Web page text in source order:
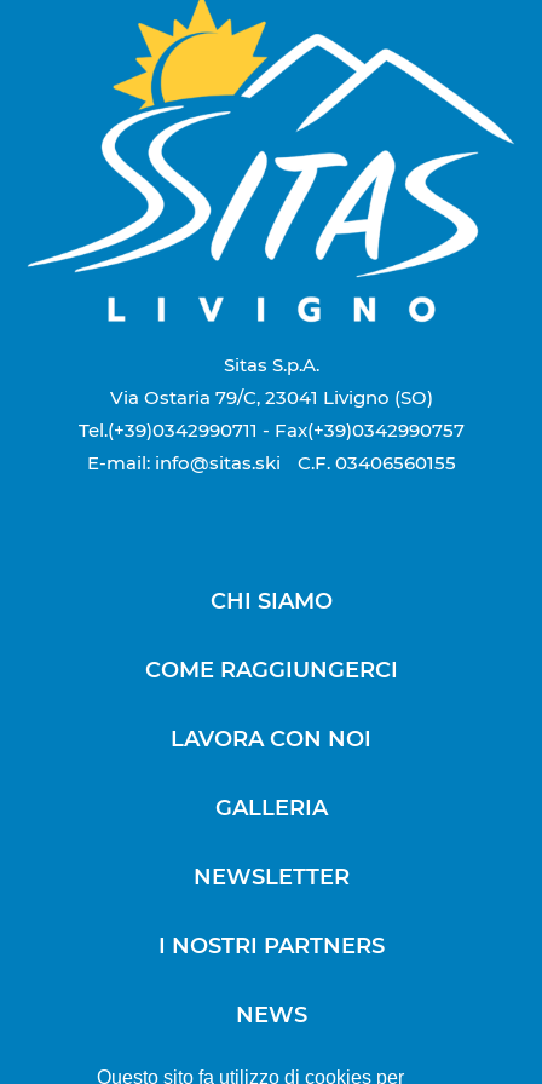
Questo sito fa utilizzo di cookies per
Sitas S.p.A.
Via Ostaria 79/C, 23041 Livigno (SO)
Tel.(+39)0342990711 - Fax(+39)0342990757
E-mail: info@sitas.ski
C.F. 03406560155
CHI SIAMO
COME RAGGIUNGERCI
LAVORA CON NOI
GALLERIA
NEWSLETTER
I NOSTRI PARTNERS
NEWS